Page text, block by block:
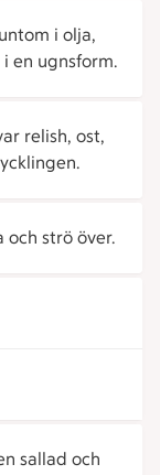
i olja,
en ugnsform.
relish, ost,
och strö över.
sallad och